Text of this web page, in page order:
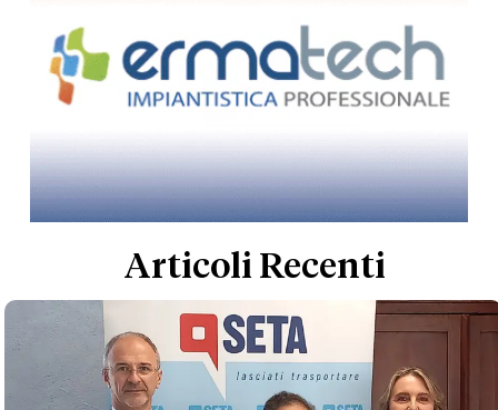
Articoli Recenti